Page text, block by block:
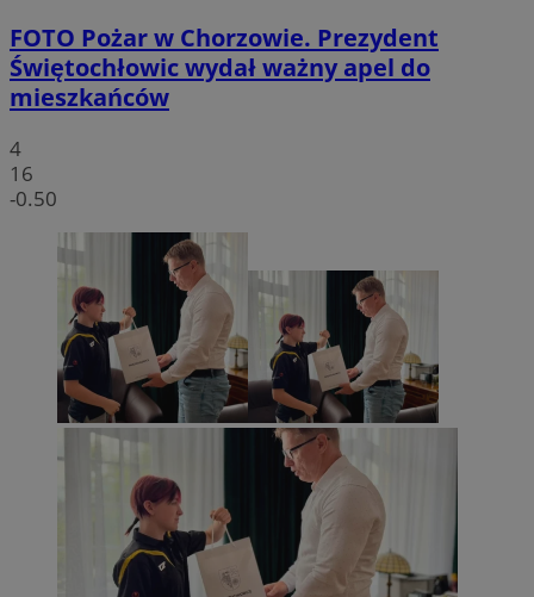
FOTO Pożar w Chorzowie. Prezydent
Świętochłowic wydał ważny apel do
mieszkańców
4
16
-0.50